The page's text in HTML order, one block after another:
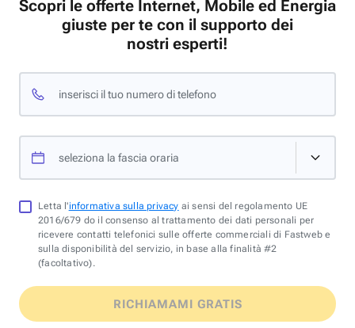
Scopri le offerte Internet, Mobile ed Energia
giuste per te con il supporto dei
nostri esperti!
inserisci il tuo numero di telefono
seleziona la fascia oraria
Letta l'informativa sulla privacy ai sensi del regolamento UE
2016/679 do il consenso al trattamento dei dati personali per
ricevere contatti telefonici sulle offerte commerciali di Fastweb e
sulla disponibilità del servizio, in base alla finalità #2
(facoltativo).
RICHIAMAMI GRATIS